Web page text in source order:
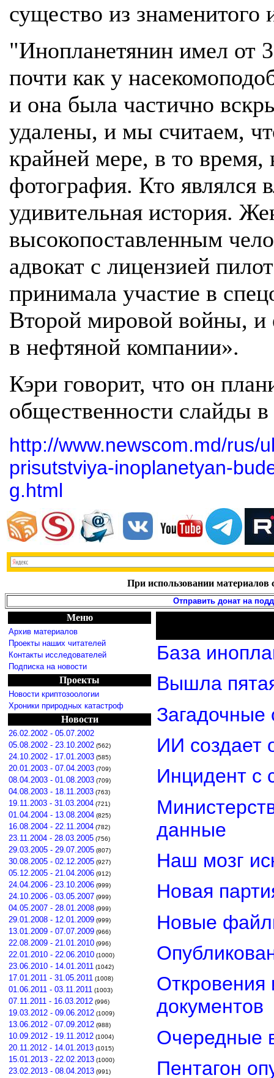
существо из знаменитого
"Инопланетянин имел от
почти как у
и она была частично
удалены, и мы считаем,
крайней мере, в то время,
фотография. Кто являлся
удивительная история.
высокопоставленным
адвокат с лицензией
принимала участие в
Второй мировой войны,
в нефтяной компании».
Кэри говорит, что он
общественности слайды
http://www.newscom.md/rus/
prisutstviya-inoplanetyan-
g.html
При использовании материалов
Отправить донат на
Меню
Архив материалов
Проекты наших читателей
Контакты исследователей
Подписка на новости
Проекты
Новости криптозоологии
Хроники природных катастроф
Новости
26.02.2002 - 05.07.2002
05.08.2002 - 23.10.2002 (562)
24.10.2002 - 17.01.2003 (585)
20.01.2003 - 07.04.2003 (709)
08.04.2003 - 01.08.2003 (709)
04.08.2003 - 18.11.2003 (763)
19.11.2003 - 31.03.2004 (721)
01.04.2004 - 13.08.2004 (825)
16.08.2004 - 22.11.2004 (782)
23.11.2004 - 28.03.2005 (756)
29.03.2005 - 29.07.2005 (807)
30.08.2005 - 02.12.2005 (927)
05.12.2005 - 21.04.2006 (912)
24.04.2006 - 23.10.2006 (999)
24.10.2006 - 03.05.2007 (999)
04.05.2007 - 28.01.2008 (999)
29.01.2008 - 12.01.2009 (999)
13.01.2009 - 07.07.2009 (966)
22.08.2009 - 21.01.2010 (996)
22.01.2010 - 22.06.2010 (1000)
23.06.2010 - 14.01.2011 (1042)
17.01.2011 - 31.05.2011 (1008)
01.06.2011 - 03.11.2011 (1003)
07.11.2011 - 16.03.2012 (996)
19.03.2012 - 09.06.2012 (1009)
13.06.2012 - 07.09.2012 (988)
10.09.2012 - 19.11.2012 (1004)
20.11.2012 - 14.01.2013 (1015)
15.01.2013 - 22.02.2013 (1000)
23.02.2013 - 08.04.2013 (991)
База
Вышла
ИИ создает
Инцидент с
данные
Наш мозг
Новая
Новые
Откровения
документов
Очередные
Пентагон